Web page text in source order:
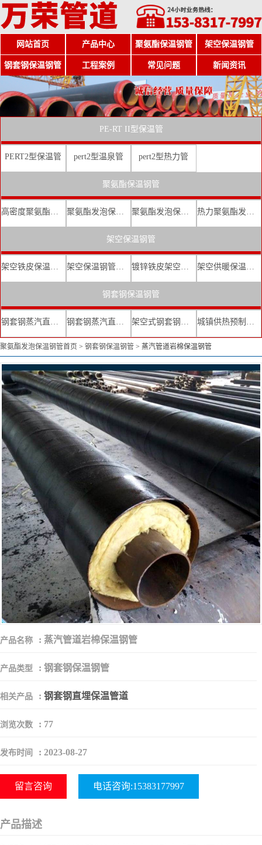
网站首页 产品中心 聚氨酯保温钢管 架空保温钢管
钢套钢保温钢管 工程案例 常见问题 新闻资讯
PE-RT II型保温管
PERT2型保温管 pert2型温泉管 pert2型热力管
聚氨酯保温钢管
高密度聚氨酯发泡保温钢管 聚氨酯发泡保温钢管厂家 聚氨酯发泡保温钢管价格 热力聚氨酯发泡直埋保温钢管
架空保温钢管
架空铁皮保温钢管 架空保温钢管厂家 镀锌铁皮架空保温管 架空供暖保温钢管
钢套钢保温钢管
钢套钢蒸汽直埋复合保温管 钢套钢蒸汽直埋保温管厂家 架空式钢套钢保温管 城镇供热预制直埋蒸汽保温管
聚氨酯发泡保温钢管首页 > 钢套钢保温钢管 > 蒸汽管道岩棉保温钢管
产品名称 : 蒸汽管道岩棉保温钢管
产品类型 : 钢套钢保温钢管
相关产品 : 钢套钢直埋保温管道
浏览次数 : 77
发布时间 : 2023-08-27
留言咨询 电话咨询:15383177997
产品描述